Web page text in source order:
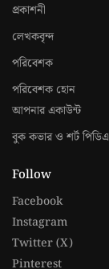
প্রকাশনী
লেখকবৃন্দ
পরিবেশক
পরিবেশক হোন
আপনার একাউন্ট
বুক কভার ও শর্ট
Follow
Facebook
Instagram
Twitter (X)
Pinterest